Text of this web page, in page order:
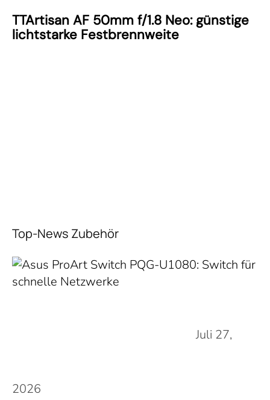
TTArtisan AF 50mm f/1.8 Neo: günstige
lichtstarke Festbrennweite
Top-News Zubehör
Juli 27,
2026